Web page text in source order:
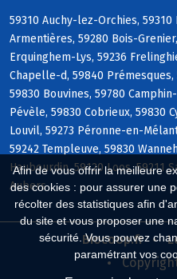
Afin de vous offrir la meilleure
des cookies : pour assurer une
récolter des statistiques afin
du site et vous proposer une
sécurité. Vous pouvez
paramétrant vos
59310 Auchy-lez-Orchies,
Armentières, 59280 Bois-
Erquinghem-Lys, 59236
Chapelle-d, 59840
59830 Bouvines, 59780
Pévèle, 59830 Cobrieux, 59830
Louvil, 59273 Péronne-en-
59242 Templeuve, 59830
Haubourdin, 59120 Loos, 59211
Aubers
Biocoop.fr